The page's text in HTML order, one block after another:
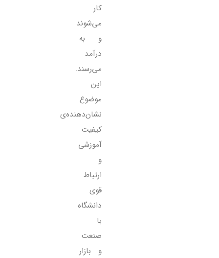
کار
می‌شوند
و به
درآمد
می‌رسند.
این
موضوع
نشان‌دهنده‌ی
کیفیت
آموزشی
و
ارتباط
قوی
دانشگاه
با
صنعت
و بازار